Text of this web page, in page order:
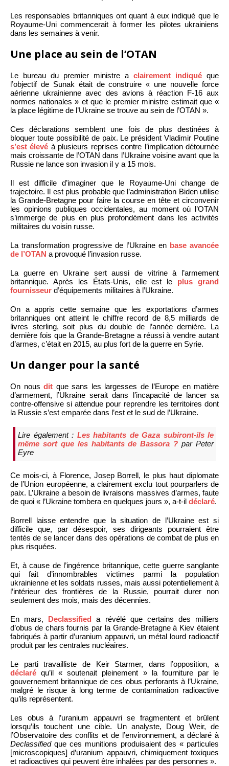
Les responsables britanniques ont quant à eux indiqué que le
Royaume-Uni commencerait à former les pilotes ukrainiens
dans les semaines à venir.
Une place au sein de l’OTAN
Le bureau du premier ministre a clairement indiqué que
l’objectif de Sunak était de construire « une nouvelle force
aérienne ukrainienne avec des avions à réaction F-16 aux
normes nationales » et que le premier ministre estimait que «
la place légitime de l’Ukraine se trouve au sein de l’OTAN ».
Ces déclarations semblent une fois de plus destinées à
bloquer toute possibilité de paix. Le président Vladimir Poutine
s’est élevé à plusieurs reprises contre l’implication détournée
mais croissante de l’OTAN dans l’Ukraine voisine avant que la
Russie ne lance son invasion il y a 15 mois.
Il est difficile d’imaginer que le Royaume-Uni change de
trajectoire. Il est plus probable que l’administration Biden utilise
la Grande-Bretagne pour faire la course en tête et circonvenir
les opinions publiques occidentales, au moment où l’OTAN
s’immerge de plus en plus profondément dans les activités
militaires du voisin russe.
La transformation progressive de l’Ukraine en base avancée
de l’OTAN a provoqué l’invasion russe.
La guerre en Ukraine sert aussi de vitrine à l’armement
britannique. Après les États-Unis, elle est le plus grand
fournisseur d’équipements militaires à l’Ukraine.
On a appris cette semaine que les exportations d’armes
britanniques ont atteint le chiffre record de 8,5 milliards de
livres sterling, soit plus du double de l’année dernière. La
dernière fois que la Grande-Bretagne a réussi à vendre autant
d’armes, c’était en 2015, au plus fort de la guerre en Syrie.
Un danger pour la santé
On nous dit que sans les largesses de l’Europe en matière
d’armement, l’Ukraine serait dans l’incapacité de lancer sa
contre-offensive si attendue pour reprendre les territoires dont
la Russie s’est emparée dans l’est et le sud de l’Ukraine.
Lire également : Les habitants de Gaza subiront-ils le
même sort que les habitants de Bassora ? par Peter
Eyre
Ce mois-ci, à Florence, Josep Borrell, le plus haut diplomate
de l’Union européenne, a clairement exclu tout pourparlers de
paix. L’Ukraine a besoin de livraisons massives d’armes, faute
de quoi « l’Ukraine tombera en quelques jours », a-t-il déclaré.
Borrell laisse entendre que la situation de l’Ukraine est si
difficile que, par désespoir, ses dirigeants pourraient être
tentés de se lancer dans des opérations de combat de plus en
plus risquées.
Et, à cause de l’ingérence britannique, cette guerre sanglante
qui fait d’innombrables victimes parmi la population
ukrainienne et les soldats russes, mais aussi potentiellement à
l’intérieur des frontières de la Russie, pourrait durer non
seulement des mois, mais des décennies.
En mars, Declassified a révélé que certains des milliers
d’obus de chars fournis par la Grande-Bretagne à Kiev étaient
fabriqués à partir d’uranium appauvri, un métal lourd radioactif
produit par les centrales nucléaires.
Le parti travailliste de Keir Starmer, dans l’opposition, a
déclaré qu’il « soutenait pleinement » la fourniture par le
gouvernement britannique de ces obus perforants à l’Ukraine,
malgré le risque à long terme de contamination radioactive
qu’ils représentent.
Les obus à l’uranium appauvri se fragmentent et brûlent
lorsqu’ils touchent une cible. Un analyste, Doug Weir, de
l’Observatoire des conflits et de l’environnement, a déclaré à
Declassifiedque ces munitions produisaient des « particules
[microscopiques] d’uranium appauvri, chimiquement toxiques
et radioactives qui peuvent être inhalées par des personnes ».